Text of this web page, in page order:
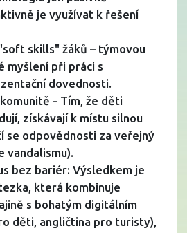
je využívat k řešení
skills" žáků – týmovou
myšlení při práci s
dovednosti.
- Tím, že děti
získávají k místu silnou
se odpovědnosti za veřejný
vandalismu).
bez bariér: Výsledkem je
která kombinuje
s bohatým digitálním
děti, angličtina pro turisty),